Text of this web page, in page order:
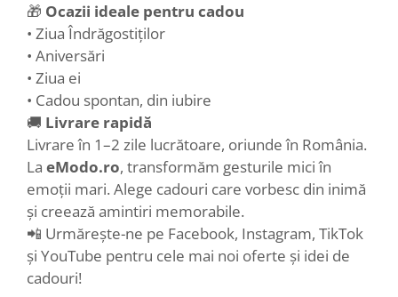
🎁 Ocazii ideale pentru cadou
• Ziua Îndrăgostiților
• Aniversări
• Ziua ei
• Cadou spontan, din iubire
🚚 Livrare rapidă
Livrare în 1–2 zile lucrătoare, oriunde în România.
La eModo.ro, transformăm gesturile mici în
emoții mari. Alege cadouri care vorbesc din inimă
și creează amintiri memorabile.
📲 Urmărește-ne pe Facebook, Instagram, TikTok
și YouTube pentru cele mai noi oferte și idei de
cadouri!